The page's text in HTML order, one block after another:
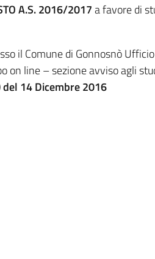
A.S. 2016/2017a favore di
il Comune di Gonnosnò
on line – sezione avviso agli
14 Dicembre 2016